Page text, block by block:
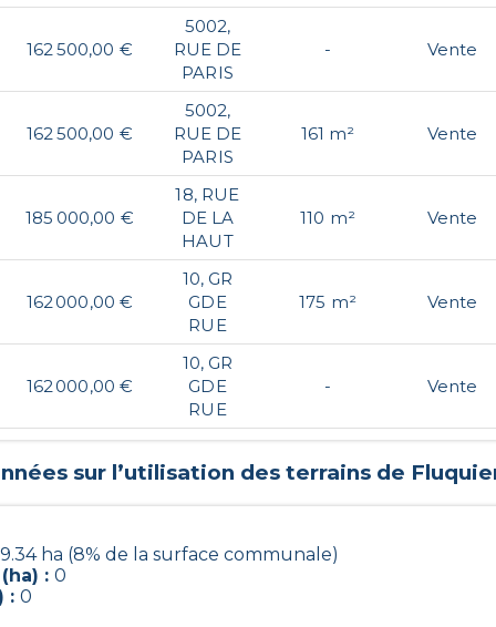
162 500,00 €
5002,
RUE DE
PARIS
- Vente
162 500,00 €
5002,
RUE DE
PARIS
161 m² Vente
185 000,00 €
18, RUE
DE LA
HAUT
110 m² Vente
162 000,00 €
10, GR
GDE
RUE
175 m² Vente
162 000,00 €
10, GR
GDE
RUE
- Vente
sur l’utilisation des terrains de
ha (8% de la surface communale)
: 0
: 0